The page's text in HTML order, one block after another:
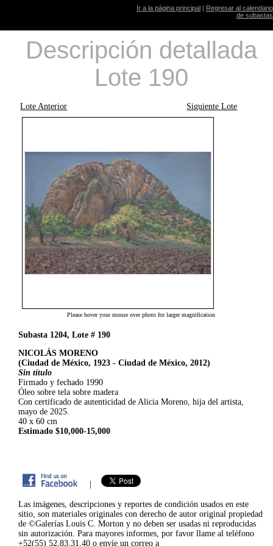
Ir a la página principal | Regresar al calendario
de subastas
Descripción detallada
Lote 190
Lote Anterior Siguiente Lote
Please hover your mouse over photo for larger magnification
Subasta 1204, Lote # 190
NICOLÁS MORENO
(Ciudad de México, 1923 - Ciudad de México, 2012)
Sin título
Firmado y fechado 1990
Óleo sobre tela sobre madera
Con certificado de autenticidad de Alicia Moreno, hija del artista,
mayo de 2025.
40 x 60 cm
Estimado $10,000-15,000
|
Las imágenes, descripciones y reportes de condición usados en este
sitio, son materiales originales con derecho de autor original propiedad
de ©Galerías Louis C. Morton y no deben ser usadas ni reproducidas
sin autorización. Para mayores informes, por favor llame al teléfono
+52(55) 52.83.31.40 o envíe un correo a